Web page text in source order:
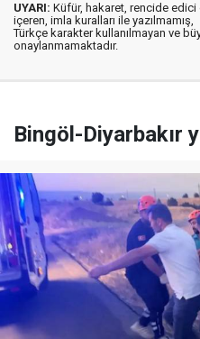
UYARI: Küfür, hakaret, rencide edici
içeren, imla kuralları ile yazılmamış,
Türkçe karakter kullanılmayan ve
onaylanmamaktadır.
Bingöl-Diyarbakır